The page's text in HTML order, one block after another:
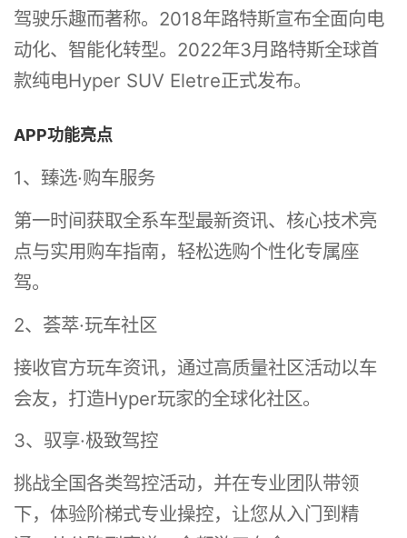
驾驶乐趣而著称。2018年路特斯宣布全面向电
动化、智能化转型。2022年3月路特斯全球首
款纯电Hyper SUV Eletre正式发布。
APP功能亮点
1、臻选·购车服务
第一时间获取全系车型最新资讯、核心技术亮
点与实用购车指南，轻松选购个性化专属座
驾。
2、荟萃·玩车社区
接收官方玩车资讯，通过高质量社区活动以车
会友，打造Hyper玩家的全球化社区。
3、驭享·极致驾控
挑战全国各类驾控活动，并在专业团队带领
下，体验阶梯式专业操控，让您从入门到精